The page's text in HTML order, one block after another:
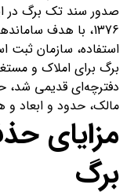
صدور سند تک برگ در
1376، با هدف
استفاده، سازمان ثبت
برگ برای املاک و
دفترچه‌ای قدیمی شد،
مالک، حدود و ابعاد
مزایای
برگ